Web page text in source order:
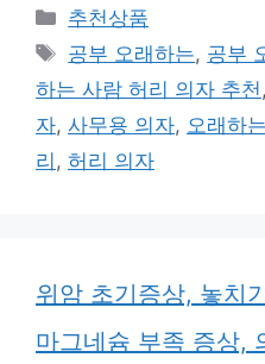
카
테
리
추천상품
태
그
공부 오래하는, 공부
하는 사람 허리 의자 추천,
자, 사무용 의자, 오래하
리 , 허리 의자
위암 초기증상, 놓치
마그네슘 부족 증상,